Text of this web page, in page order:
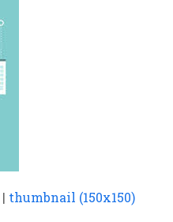
| thumbnail (150x150)